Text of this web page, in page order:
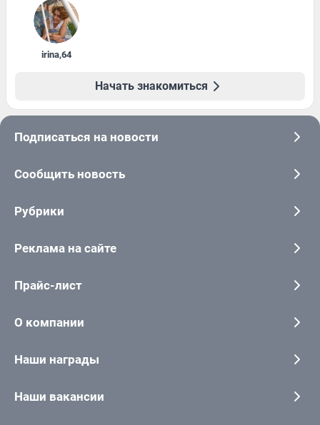
irina,64
Начать знакомиться
Подписаться на новости
Сообщить новость
Рубрики
Реклама на сайте
Прайс-лист
О компании
Наши награды
Наши вакансии